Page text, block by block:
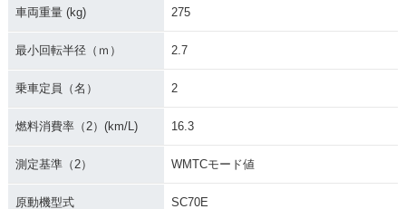
限定仕様
定仕様
r
車両重量 (kg) 275
最小回転半径（ｍ） 2.7
乗車定員（名） 2
燃料消費率（2）(km/L) 16.3
測定基準（2） WMTCモード値
原動機型式 SC70E